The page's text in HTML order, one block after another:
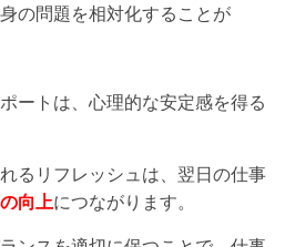
の問題を相対化することが
ートは、心理的な安定感を得る
るリフレッシュは、翌日の仕事
向上につながります。